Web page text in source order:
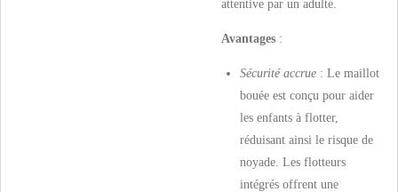
attentive par un adulte.
Avantages :
Sécurité accrue : Le maillot
bouée est conçu pour aider
les enfants à flotter,
réduisant ainsi le risque de
noyade. Les flotteurs
intégrés offrent une